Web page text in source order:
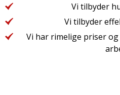
Vi tilbyder
Vi tilbyder
Vi har rimelige priser